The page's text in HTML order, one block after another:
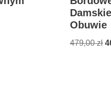
Obuwie
479,00zł